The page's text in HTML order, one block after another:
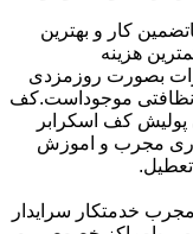
کار و بهترین
هزینه
بصورت روزمزدی
نظافتی موجوداست.کف
کف اسکرابر
مجرب و اموزش
خدمتکار سرایدار